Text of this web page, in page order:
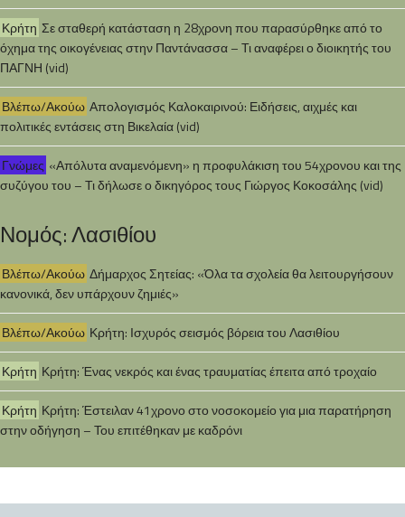
Κρήτη Σε σταθερή κατάσταση η 28χρονη που παρασύρθηκε από το
όχημα της οικογένειας στην Παντάνασσα – Τι αναφέρει ο διοικητής του
ΠΑΓΝΗ (vid)
Βλέπω/Ακούω Απολογισμός Καλοκαιρινού: Ειδήσεις, αιχμές και
πολιτικές εντάσεις στη Βικελαία (vid)
Γνώμες «Απόλυτα αναμενόμενη» η προφυλάκιση του 54χρονου και της
συζύγου του – Τι δήλωσε ο δικηγόρος τους Γιώργος Κοκοσάλης (vid)
Νομός: Λασιθίου
Βλέπω/Ακούω Δήμαρχος Σητείας: «Όλα τα σχολεία θα λειτουργήσουν
κανονικά, δεν υπάρχουν ζημιές»
Βλέπω/Ακούω Κρήτη: Ισχυρός σεισμός βόρεια του Λασιθίου
Κρήτη Κρήτη: Ένας νεκρός και ένας τραυματίας έπειτα από τροχαίο
Κρήτη Κρήτη: Έστειλαν 41χρονο στο νοσοκομείο για μια παρατήρηση
στην οδήγηση – Του επιτέθηκαν με καδρόνι